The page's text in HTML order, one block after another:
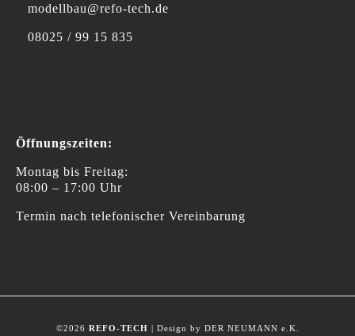
modellbau@refo-tech.de
08025 / 99 15 835
Öffnungszeiten:
Montag bis Freitag:
08:00 – 17:00 Uhr
Termin nach telefonischer Vereinbarung
©2026 REFO-TECH | Design by DER NEUMANN e.K.